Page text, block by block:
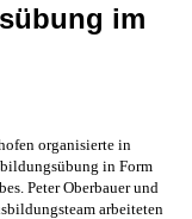
im
organisierte in
in Form
Peter Oberbauer und
arbeiteten